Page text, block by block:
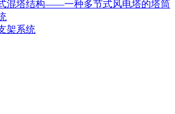
混塔结构——一种多节式风电塔的塔筒
架系统